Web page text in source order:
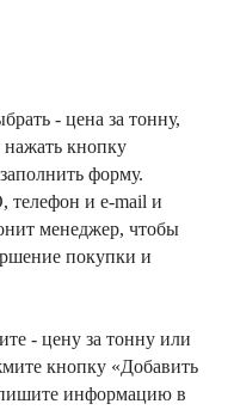
- цена за тонну,
нажать кнопку
форму.
и e-mail и
менеджер, чтобы
покупки и
- цену за тонну или
кнопку «Добавить
информацию в